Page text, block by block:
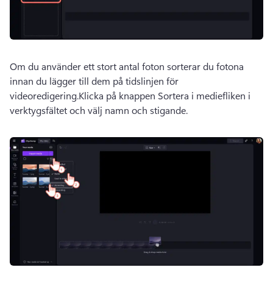
Om du använder ett stort antal foton sorterar du fotona
innan du lägger till dem på tidslinjen för
videoredigering.Klicka på knappen Sortera i mediefliken i
verktygsfältet och välj namn och stigande.